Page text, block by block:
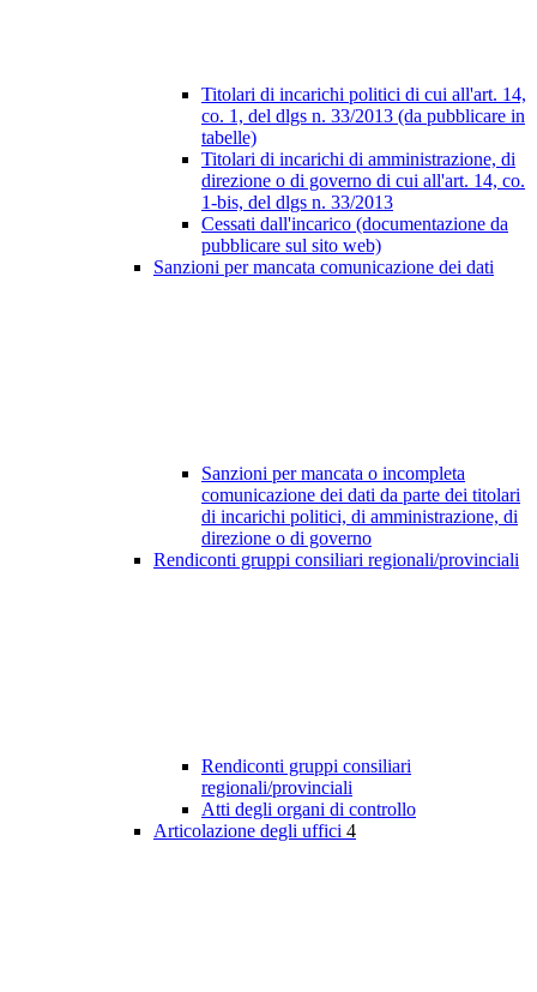
Titolari di incarichi politici di cui all'art. 14,
co. 1, del dlgs n. 33/2013 (da pubblicare in
tabelle)
Titolari di incarichi di amministrazione, di
direzione o di governo di cui all'art. 14, co.
1-bis, del dlgs n. 33/2013
Cessati dall'incarico (documentazione da
pubblicare sul sito web)
Sanzioni per mancata comunicazione dei dati
Sanzioni per mancata o incompleta
comunicazione dei dati da parte dei titolari
di incarichi politici, di amministrazione, di
direzione o di governo
Rendiconti gruppi consiliari regionali/provinciali
Rendiconti gruppi consiliari
regionali/provinciali
Atti degli organi di controllo
Articolazione degli uffici 4